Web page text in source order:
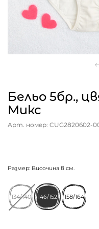
Бельо 5бр.,
Микс
Арт. номер: CUG2820602-
Размер: Височина в см.
134/140 146/152 158/164